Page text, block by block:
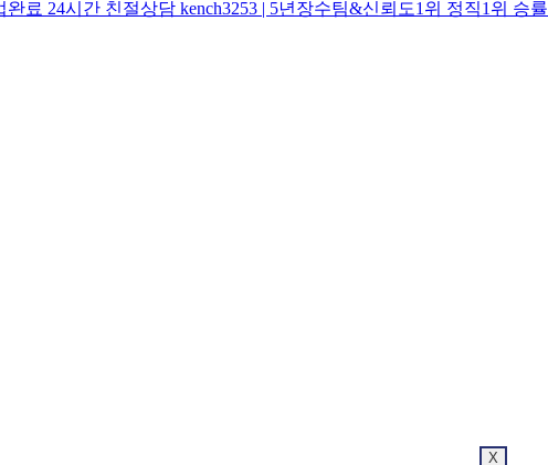
X
완료 24시간 친절상담 kench3253 | 5년장수팀&신뢰도1위 정직1위 승률